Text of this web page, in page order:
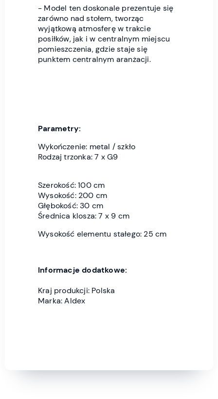
- Model ten doskonale prezentuje się
zarówno nad stołem, tworząc
wyjątkową atmosferę w trakcie
posiłków, jak i w centralnym miejscu
pomieszczenia, gdzie staje się
punktem centralnym aranżacji.
Parametry:
Wykończenie: metal / szkło
Rodzaj trzonka: 7 x G9
Szerokość: 100 cm
Wysokość: 200 cm
Głębokość: 30 cm
Średnica klosza: 7 x 9 cm
Wysokość elementu stałego: 25 cm
Informacje dodatkowe:
Kraj produkcji: Polska
Marka: Aldex